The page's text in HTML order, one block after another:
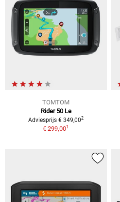
TOMTOM
Rider 50 Le
Adviesprijs € 349,002
€ 299,001